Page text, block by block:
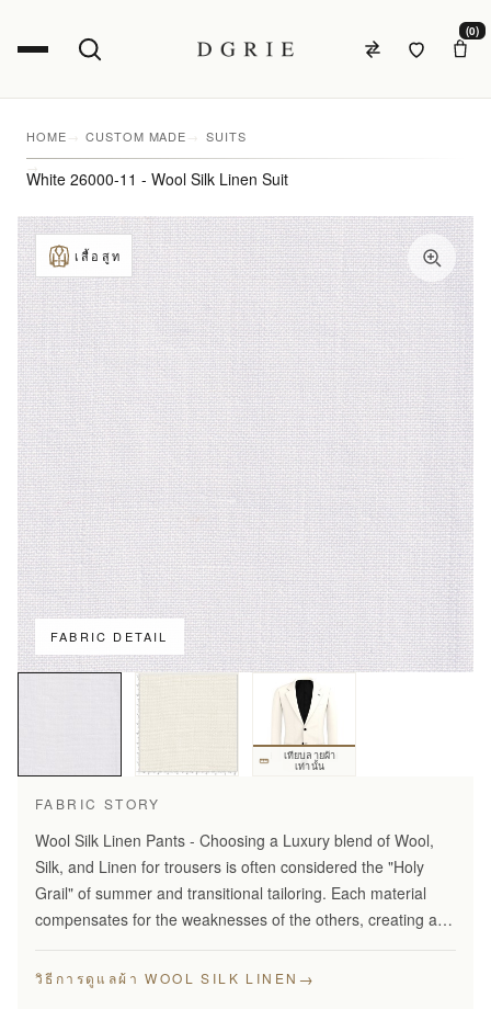
(0)
HOME CUSTOM MADE SUITS
White 26000-11 - Wool Silk Linen Suit
FABRIC DETAIL
เสื้อสูท
เทียบลายผ้า
เท่านั้น
FABRIC STORY
Wool Silk Linen Pants - Choosing a Luxury blend of Wool,
Silk, and Linen for trousers is often considered the "Holy
Grail" of summer and transitional tailoring. Each material
compensates for the weaknesses of the others, creating a
วิธีการดูแลผ้า WOOL SILK LINEN →